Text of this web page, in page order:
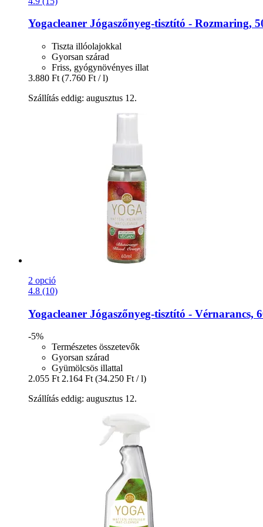
Yogacleaner Jógaszőnyeg-​tisztító -​ Rozmaring,
Tiszta illóolajokkal
Gyorsan szárad
Friss, gyógynövényes illat
3.880 Ft (7.760 Ft / l)
Szállítás eddig: augusztus 12.
2 opció
4.8 (10)
Yogacleaner Jógaszőnyeg-​tisztító -​ Vérnarancs,
-5%
Természetes összetevők
Gyorsan szárad
Gyümölcsös illattal
2.055 Ft 2.164 Ft (34.250 Ft / l)
Szállítás eddig: augusztus 12.